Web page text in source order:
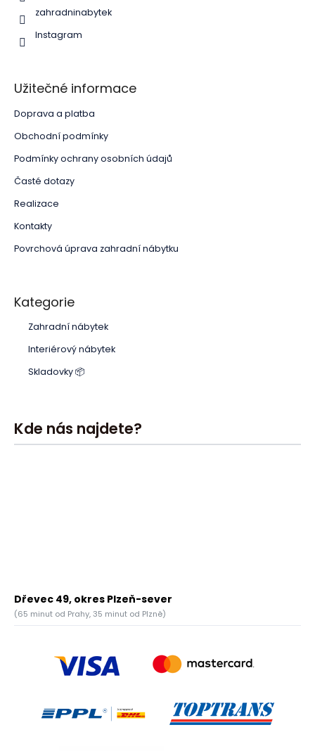
zahradninabytek
Instagram
Užitečné informace
Doprava a platba
Obchodní podmínky
Podmínky ochrany osobních údajů
Časté dotazy
Realizace
Kontakty
Povrchová úprava zahradní nábytku
Kategorie
Zahradní nábytek
Interiérový nábytek
Skladovky 📦
Kde nás najdete?
Dřevec 49, okres Plzeň-sever
(65 minut od Prahy, 35 minut od Plzně)